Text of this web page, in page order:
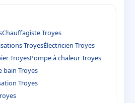
Chauffagiste Troyes
TroyesÉlectricien Troyes
TroyesPompe à chaleur Troyes
bain Troyes
Troyes